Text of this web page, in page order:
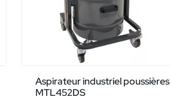
Aspirateur industriel poussières
MTL452DS